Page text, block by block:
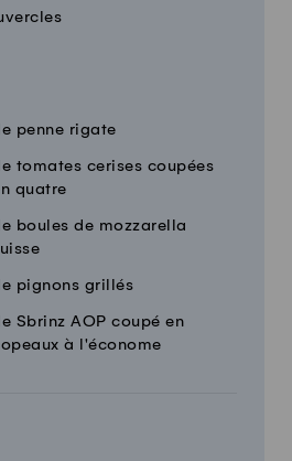
penne rigate
tomates cerises coupées
quatre
boules de mozzarella
pignons grillés
Sbrinz AOP coupé en
à l'économe